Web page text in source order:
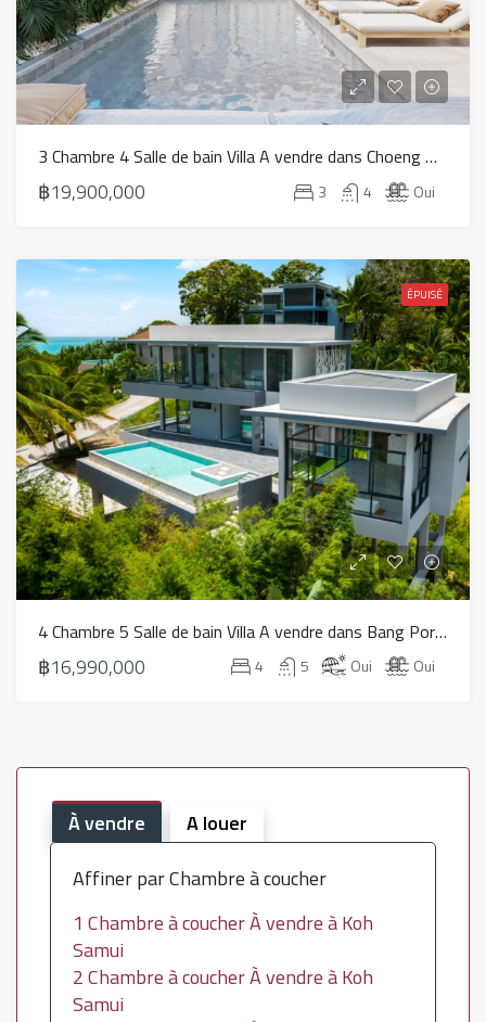
3 Chambre 4 Salle de bain Villa A vendre dans Choeng Mon – HS0818
฿19,900,000 3 4 Oui
ÉPUISÉ
4 Chambre 5 Salle de bain Villa A vendre dans Bang Por – HS0820
฿16,990,000 4 5 Oui Oui
À vendre
A louer
Affiner par Chambre à coucher
1 Chambre à coucher À vendre à Koh
Samui
2 Chambre à coucher À vendre à Koh
Samui